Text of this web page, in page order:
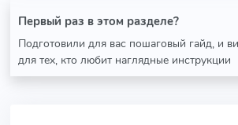
Первый раз в этом разделе?
Подготовили для вас пошаговый гайд, и
для тех, кто любит наглядные инструкции